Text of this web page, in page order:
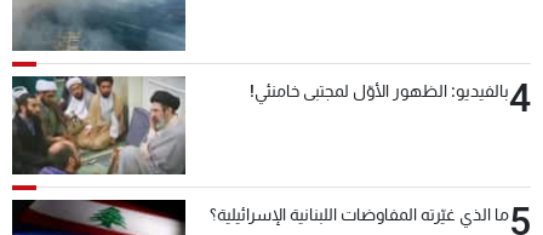
4بالفيديو: الظهور الأوّل لمجتبى خامنئي!
5ما الذي غيّرته المفاوضات اللبنانية الإسرائيلية؟